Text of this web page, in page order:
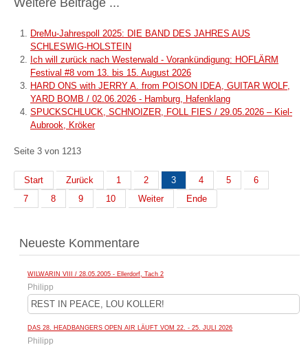
DreMu-Jahrespoll 2025: DIE BAND DES JAHRES AUS
SCHLESWIG-HOLSTEIN
Ich will zurück nach Westerwald - Vorankündigung: HOFLÄRM
Festival #8 vom 13. bis 15. August 2026
HARD ONS with JERRY A. from POISON IDEA, GUITAR WOLF,
YARD BOMB / 02.06.2026 - Hamburg, Hafenklang
SPUCKSCHLUCK, SCHNOIZER, FOLL FIES / 29.05.2026 – Kiel-
Aubrook, Kröker
Seite 3 von 1213
Start Zurück 1 2 3 4 5
6
7
8 9 10 Weiter Ende
Neueste Kommentare
WILWARIN VIII / 28.05.2005 - Ellerdorf, Tach 2
Philipp
REST IN PEACE, LOU KOLLER!
DAS 28. HEADBANGERS OPEN AIR LÄUFT VOM 22. - 25. JULI 2026
Philipp